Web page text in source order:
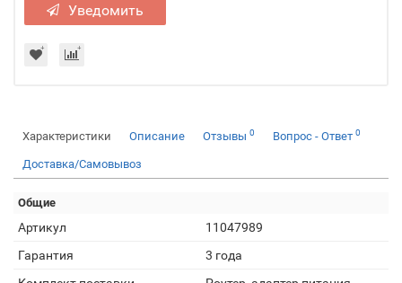
Уведомить
Характеристики Описание Отзывы 0 Вопрос - Ответ 0
Доставка/Самовывоз
Общие
Артикул
11047989
Гарантия
3 года